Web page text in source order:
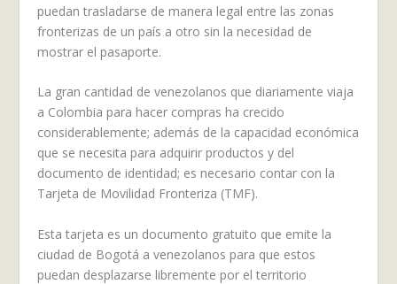
puedan trasladarse de manera legal entre las zonas
fronterizas de un país a otro sin la necesidad de
mostrar el pasaporte.
La gran cantidad de venezolanos que diariamente viaja
a Colombia para hacer compras ha crecido
considerablemente; además de la capacidad económica
que se necesita para adquirir productos y del
documento de identidad; es necesario contar con la
Tarjeta de Movilidad Fronteriza (TMF).
Esta tarjeta es un documento gratuito que emite la
ciudad de Bogotá a venezolanos para que estos
puedan desplazarse libremente por el territorio